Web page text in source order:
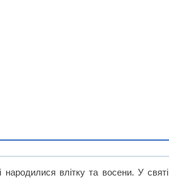
влітку та восени. У святі